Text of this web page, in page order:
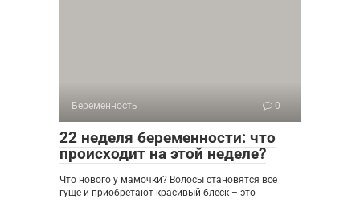
Беременность 0
22 неделя беременности: что
происходит на этой неделе?
Что нового у мамочки? Волосы становятся все
гуще и приобретают красивый блеск – это